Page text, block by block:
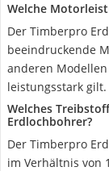
Welche
Der Timberpro
beeindruckende
anderen
leistungsstark gilt.
Welches
Erdlochbohrer?
Der Timberpro
im Verhältnis von